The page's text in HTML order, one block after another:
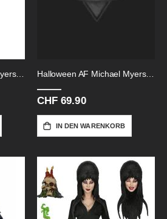
Halloween AF Michael Myers-H20 Halloween AF Michael Myers-Retro
CHF 69.90
IN DEN WARENKORB